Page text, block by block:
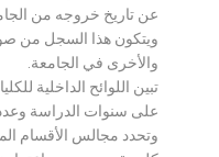
عن تاريخ خروجه من
ويتكون هذا السجل من
والأخرى في الجامعة.
تبين اللوائح الداخلية
على سنوات الدراسة
وتحدد مجالس الأقسام